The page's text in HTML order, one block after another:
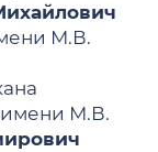
М.В.
имени М.В.